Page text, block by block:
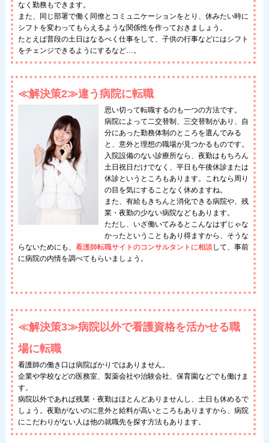
なく勤務もできます。
また、同じ部署で働く同僚とコミュニケーションをとり、休みたい時に
シフトを変わってもらえるような関係性を作っておきましょう。
たとえば普段の土日はなるべく仕事をして、子供の行事などにはシフト
をチェンジできるようにするなど…。
≪解決策2≫違う病院に転職
思い切って転職するのも一つの方法です。
病院によって二交替制、三交替制があり、自
分にあった勤務体制のところを選んでみる
と、意外と理想の職場が見つかるものです。
入院設備のない診療所なら、夜勤はもちろん
土日祝日だけでなく、平日も午後休診または
休診というところもあります。これなら周り
の目を気にすることなく休めますね。
また、有給もきちんと消化できる病院や、残
業・夜勤の少ない病院などもあります。
ただし、いざ働いてみるとこんなはずじゃな
かったということもあり得ますから、そうな
らないためにも、 看護師転職サイトのコンサルタントに相談 して、事前
に病院の内情を調べてもらいましょう。
≪解決策3≫病院以外で看護資格を活かせる職
場に転職
看護師の働き口は病院ばかりではありません。
企業や学校などの医務室、製薬会社や治験会社、保育園などでも働けま
す。
病院以外であれば残業・夜勤はほとんどありませんし、土日も休めるで
しょう。夜勤がないのに意外と給料が高いところもありますから、病院
にこだわりがない人は他の就職先を探す方法もあります。